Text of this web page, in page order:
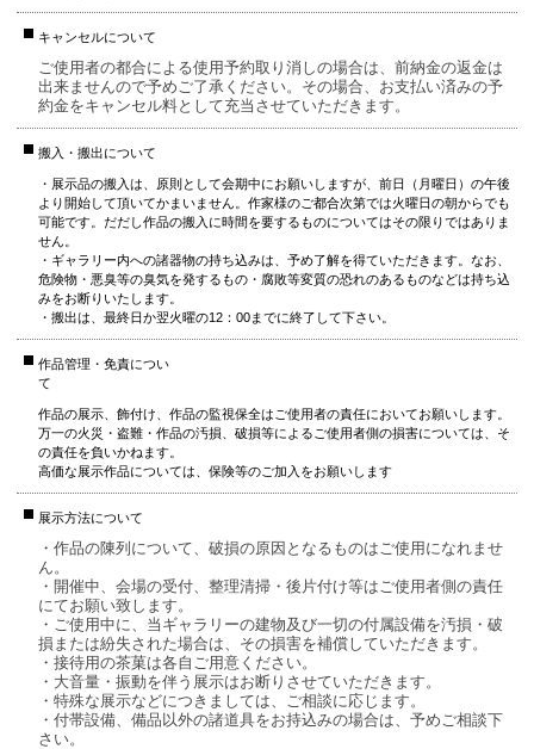
キャンセルについて
ご使用者の都合による使用予約取り消しの場合は、前納金の返金は
出来ませんので予めご了承ください。その場合、お支払い済みの予
約金をキャンセル料として充当させていただきます。
搬入・搬出について
・展示品の搬入は、原則として会期中にお願いしますが、前日（月曜日）の午後
より開始して頂いてかまいません。作家様のご都合次第では火曜日の朝からでも
可能です。だだし作品の搬入に時間を要するものについてはその限りではありま
せん。
・ギャラリー内への諸器物の持ち込みは、予め了解を得ていただきます。なお、
危険物・悪臭等の臭気を発するもの・腐敗等変質の恐れのあるものなどは持ち込
みをお断りいたします。
・搬出は、最終日か翌火曜の12：00までに終了して下さい。
作品管理・免責につい
て
作品の展示、飾付け、作品の監視保全はご使用者の責任においてお願いします。
万一の火災・盗難・作品の汚損、破損等によるご使用者側の損害については、そ
の責任を負いかねます。
高価な展示作品については、保険等のご加入をお願いします
展示方法について
・作品の陳列について、破損の原因となるものはご使用になれませ
ん。
・開催中、会場の受付、整理清掃・後片付け等はご使用者側の責任
にてお願い致します。
・ご使用中に、当ギャラリーの建物及び一切の付属設備を汚損・破
損または紛失された場合は、その損害を補償していただきます。
・接待用の茶菓は各自ご用意ください。
・大音量・振動を伴う展示はお断りさせていただきます。
・特殊な展示などにつきましては、ご相談に応じます。
・付帯設備、備品以外の諸道具をお持込みの場合は、予めご相談下
さい。